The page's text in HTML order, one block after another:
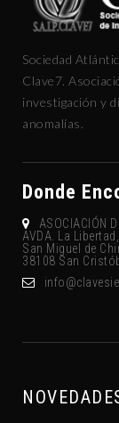
Sociedad
Clave7.
investigación y
anomalías.
Donde
ASOCIACIÓN
AVDA. La
San Miguel de
38108 San